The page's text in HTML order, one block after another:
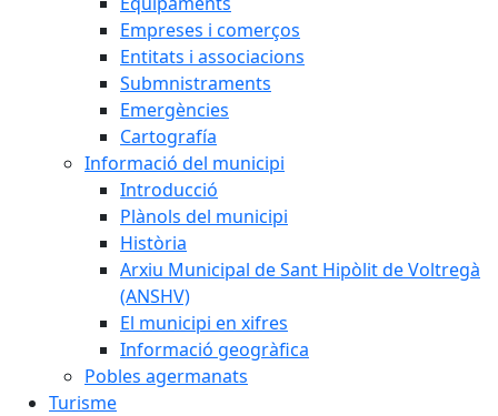
Empreses i comerços
Entitats i associacions
Submnistraments
Emergències
Cartografía
Informació del municipi
Introducció
Plànols del municipi
Història
Arxiu Municipal de Sant Hipòlit de Voltregà
(ANSHV)
El municipi en xifres
Informació geogràfica
Pobles agermanats
Turisme